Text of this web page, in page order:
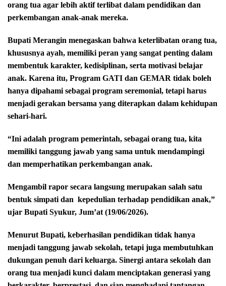
orang tua agar lebih aktif terlibat dalam pendidikan dan
perkembangan anak-anak mereka.
Bupati Merangin menegaskan bahwa keterlibatan orang tua,
khususnya ayah, memiliki peran yang sangat penting dalam
membentuk karakter, kedisiplinan, serta motivasi belajar
anak. Karena itu, Program GATI dan GEMAR tidak boleh
hanya dipahami sebagai program seremonial, tetapi harus
menjadi gerakan bersama yang diterapkan dalam kehidupan
sehari-hari.
“Ini adalah program pemerintah, sebagai orang tua, kita
memiliki tanggung jawab yang sama untuk mendampingi
dan memperhatikan perkembangan anak.
Mengambil rapor secara langsung merupakan salah satu
bentuk simpati dan kepedulian terhadap pendidikan anak,”
ujar Bupati Syukur, Jum’at (19/06/2026).
Menurut Bupati, keberhasilan pendidikan tidak hanya
menjadi tanggung jawab sekolah, tetapi juga membutuhkan
dukungan penuh dari keluarga. Sinergi antara sekolah dan
orang tua menjadi kunci dalam menciptakan generasi yang